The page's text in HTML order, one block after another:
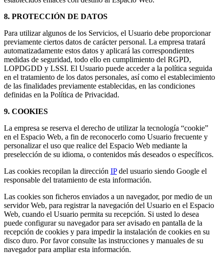
8. PROTECCIÓN DE DATOS
Para utilizar algunos de los Servicios, el Usuario debe proporcionar
previamente ciertos datos de carácter personal. La empresa tratará
automatizadamente estos datos y aplicará las correspondientes
medidas de seguridad, todo ello en cumplimiento del RGPD,
LOPDGDD y LSSI. El Usuario puede acceder a la política seguida
en el tratamiento de los datos personales, así como el establecimiento
de las finalidades previamente establecidas, en las condiciones
definidas en la Política de Privacidad.
9. COOKIES
La empresa se reserva el derecho de utilizar la tecnología “cookie”
en el Espacio Web, a fin de reconocerlo como Usuario frecuente y
personalizar el uso que realice del Espacio Web mediante la
preselección de su idioma, o contenidos más deseados o específicos.
Las cookies recopilan la dirección IPdel usuario siendo Google el
responsable del tratamiento de esta información.
Las cookies son ficheros enviados a un navegador, por medio de un
servidor Web, para registrar la navegación del Usuario en el Espacio
Web, cuando el Usuario permita su recepción. Si usted lo desea
puede configurar su navegador para ser avisado en pantalla de la
recepción de cookies y para impedir la instalación de cookies en su
disco duro. Por favor consulte las instrucciones y manuales de su
navegador para ampliar esta información.